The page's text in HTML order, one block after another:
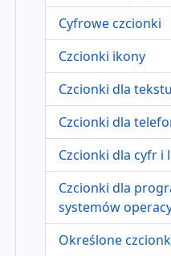
Cyfrowe czcionki
Czcionki ikony
Czcionki dla tekstu
Czcionki dla
Czcionki dla cyfr i
Czcionki dla
systemów
Określone